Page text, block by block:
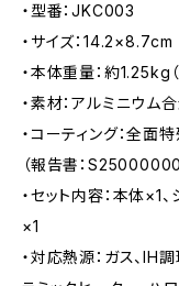
・型番：JKC003
・サイズ：
・本体重量：約1.25kg
・素材：アルミニウム
・コーティング：全面
（報告書：
・セット内容：本体×1
×1
・対応熱源：ガス、IH